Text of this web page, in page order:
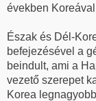
években
Észak és Dél-
befejezésével a
beindult, ami a
vezető szerepet
Korea